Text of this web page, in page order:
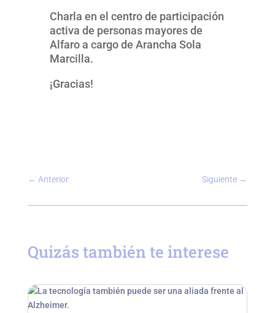
Charla en el centro de participación
activa de personas mayores de
Alfaro a cargo de Arancha Sola
Marcilla.
¡Gracias!
← Anterior Siguiente →
Quizás también te interese